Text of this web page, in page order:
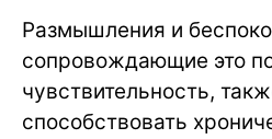
Размышления и
сопровождающие это
чувствительность,
способствовать